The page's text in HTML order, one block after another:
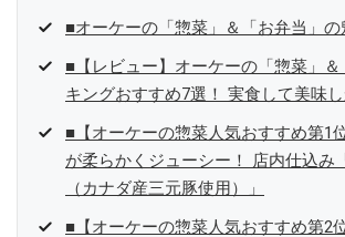
■オーケーの「惣菜」＆「お弁当」の
■【レビュー】オーケーの「惣菜」
キングおすすめ7選！ 実食して美味
■【オーケーの惣菜人気おすすめ第1
が柔らかくジューシー！ 店内仕込み
（カナダ産三元豚使用）」
■【オーケーの惣菜人気おすすめ第2